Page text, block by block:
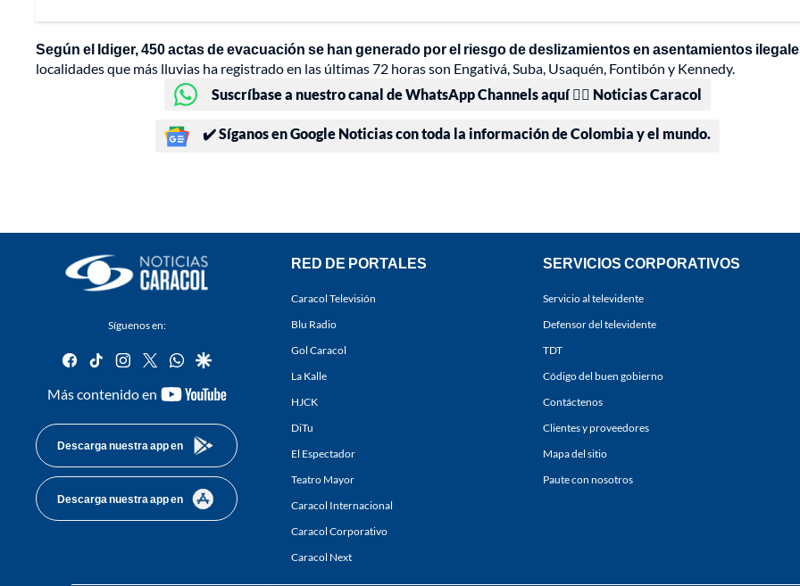
Según el Idiger, 450 actas de evacuación se han generado por el riesgo de deslizamientos en asentamientos
localidades que más lluvias ha registrado en las últimas 72 horas son Engativá, Suba, Usaquén, Fontibón y Kennedy.
Suscríbase a nuestro canal de WhatsApp Channels aquí 👉🏻 Noticias Caracol
✔️ Síganos en Google Noticias con toda la información de Colombia y el mundo.
Síguenos en:
facebook
tiktok instagram
twitterwhatsapp
google
Más contenido en
youtube-
Descarga nuestra app en
Descarga nuestra app en
RED DE PORTALES
Caracol Televisión
Blu Radio
Gol Caracol
La Kalle
HJCK
DiTu
El Espectador
Teatro Mayor
Caracol Internacional
Caracol Corporativo
Caracol Next
SERVICIOS CORPORATIVOS
Servicio al televidente
Defensor del televidente
TDT
Código del buen gobierno
Contáctenos
Clientes y proveedores
Mapa del sitio
Paute con nosotros